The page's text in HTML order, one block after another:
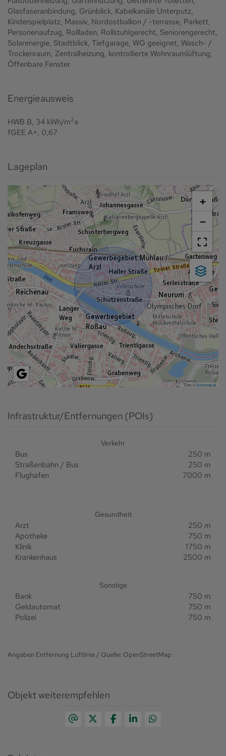
Glasfaseranbindung Grünblick Kabelkanäle Unterputz
Kinderspielplatz Massiv Nordostbalkon / -terrasse Parkett
Personenaufzug Rollladen Rollstuhlgerecht Seniorengerecht
Solarenergie Stadtblick Tiefgarage WG geeignet Wasch- /
Trockenraum Zentralheizung kontrollierte Wohnraumlüftung
Öffenbare Fenster
Energieausweis
HWB B, 34 kWh/m2a
fGEE A+, 0,67
Lageplan
+
−
Tiles ©basemap.at
Infrastruktur/Entfernungen (POIs)
Verkehr
Bus
250 m
Straßenbahn / Bus
250 m
Flughafen
7000 m
Gesundheit
Arzt
250 m
Apotheke
750 m
Klinik
1750 m
Krankenhaus
2500 m
Sonstige
Bank
750 m
Geldautomat
750 m
Polizei
750 m
Angaben Entfernung Luftlinie / Quelle: OpenStreetMap
Objekt weiterempfehlen